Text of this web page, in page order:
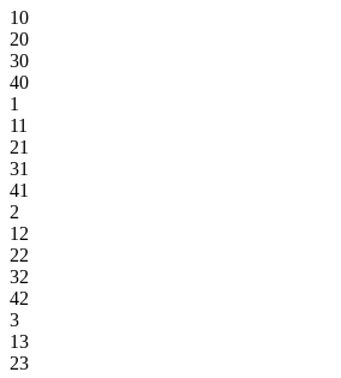
10
20
30
40
1
11
21
31
41
2
12
22
32
42
3
13
23